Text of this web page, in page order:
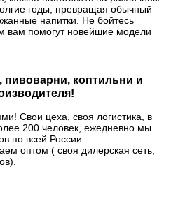
годы, превращая обычный
напитки. Не бойтесь
вам помогут новейшие модели
коптильни и
Свои цеха, своя логистика, в
200 человек, ежедневно мы
по всей России.
оптом ( своя дилерская сеть,